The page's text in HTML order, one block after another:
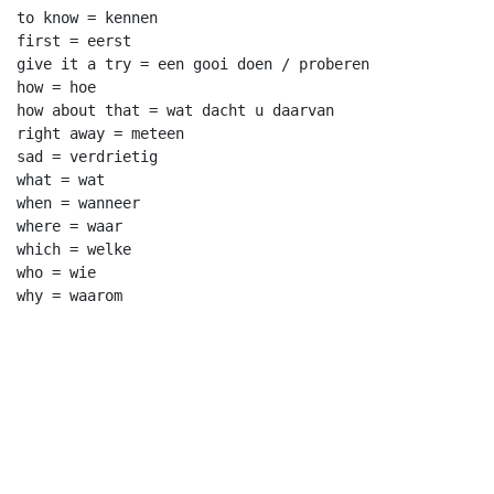
to know = kennen
first = eerst
give it a try = een gooi doen / proberen
how = hoe
how about that = wat dacht u daarvan
right away = meteen
sad = verdrietig
what = wat
when = wanneer
where = waar
which = welke
who = wie